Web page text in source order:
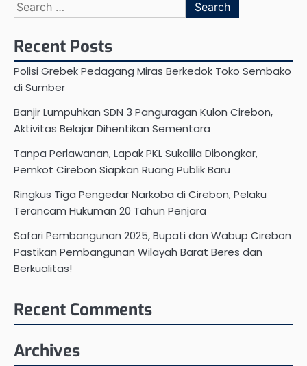
for:
Recent Posts
Polisi Grebek Pedagang Miras Berkedok Toko Sembako
di Sumber
Banjir Lumpuhkan SDN 3 Panguragan Kulon Cirebon,
Aktivitas Belajar Dihentikan Sementara
Tanpa Perlawanan, Lapak PKL Sukalila Dibongkar,
Pemkot Cirebon Siapkan Ruang Publik Baru
Ringkus Tiga Pengedar Narkoba di Cirebon, Pelaku
Terancam Hukuman 20 Tahun Penjara
Safari Pembangunan 2025, Bupati dan Wabup Cirebon
Pastikan Pembangunan Wilayah Barat Beres dan
Berkualitas!
Recent Comments
Archives